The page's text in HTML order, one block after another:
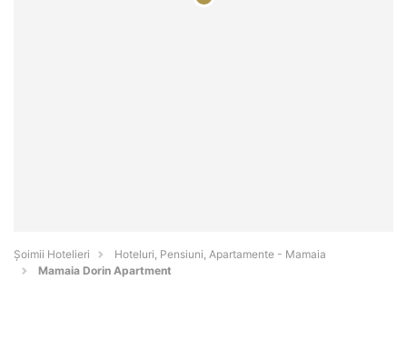
Șoimii Hotelieri
Hoteluri, Pensiuni, Apartamente - Mamaia
Mamaia Dorin Apartment